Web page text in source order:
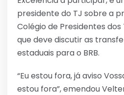
presidente do TJ sobre a
Colégio de Presidentes
que deve discutir as
estaduais para o BRB.
“Eu estou fora, já aviso
estou fora”, emendou